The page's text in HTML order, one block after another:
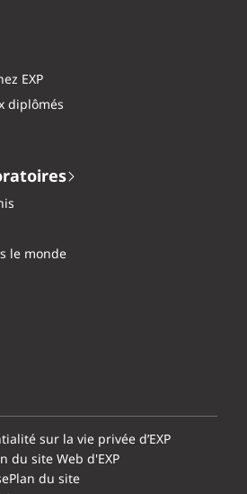
EXP
diplômés
le monde
sur la vie privée d’EXP
du site Web d'EXP
Plan du site